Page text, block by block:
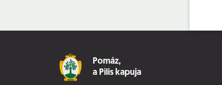
Pomáz,
a Pilis kapuja